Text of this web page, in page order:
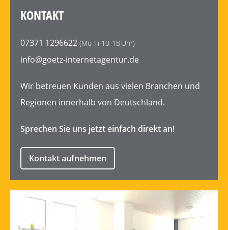
KONTAKT
07371 1296622 (Mo-Fr 10-18 Uhr)
info@goetz-internetagentur.de
Wir betreuen Kunden aus vielen Branchen und
Regionen innerhalb von Deutschland.
Sprechen Sie uns jetzt einfach direkt an!
Kontakt aufnehmen